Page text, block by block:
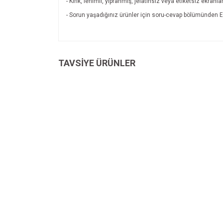
- Sorun yaşadığınız ürünler için soru-cevap
Ürün resmi kalitesiz, bozuk veya görüntülenemiyor.
TAVSİYE ÜRÜNLER